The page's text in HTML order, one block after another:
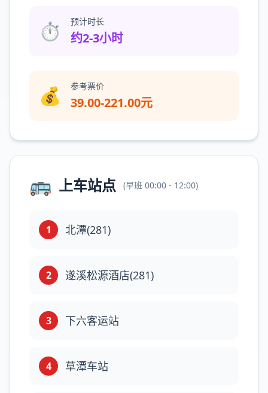
⏱️ 预计时长
约2-3小时
💰 参考票价
39.00-221.00元
🚌 上车站点 (早班 00:00 - 12:00)
1 北潭(281)
2 遂溪松源酒店(281)
3 下六客运站
4 草潭车站